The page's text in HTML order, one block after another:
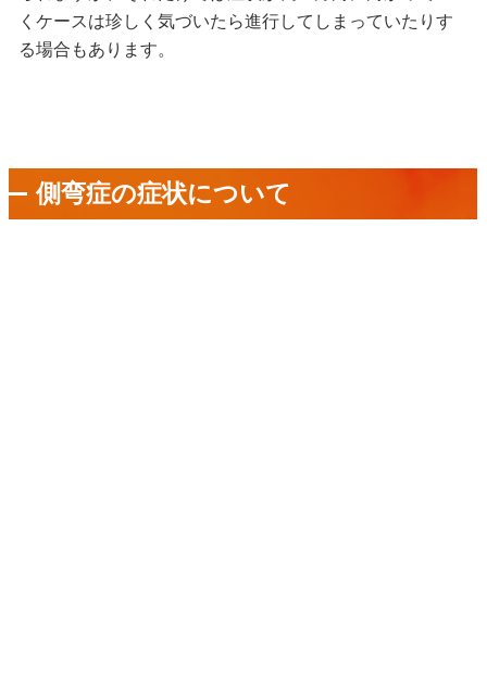
くケースは珍しく気づいたら進行してしまっていたりす
る場合もあります。
側弯症の症状について